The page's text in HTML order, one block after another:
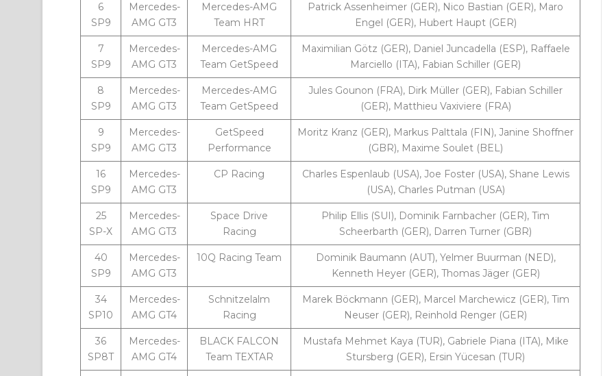
6
SP9
Mercedes-
AMG GT3
Mercedes-AMG
Team HRT
Patrick Assenheimer (GER), Nico Bastian (GER), Maro
Engel (GER), Hubert Haupt (GER)
7
SP9
Mercedes-
AMG GT3
Mercedes-AMG
Team GetSpeed
Maximilian Götz (GER), Daniel Juncadella (ESP), Raffaele
Marciello (ITA), Fabian Schiller (GER)
8
SP9
Mercedes-
AMG GT3
Mercedes-AMG
Team GetSpeed
Jules Gounon (FRA), Dirk Müller (GER), Fabian Schiller
(GER), Matthieu Vaxiviere (FRA)
9
SP9
Mercedes-
AMG GT3
GetSpeed
Performance
Moritz Kranz (GER), Markus Palttala (FIN), Janine Shoffner
(GBR), Maxime Soulet (BEL)
16
SP9
Mercedes-
AMG GT3
CP Racing
Charles Espenlaub (USA), Joe Foster (USA), Shane Lewis
(USA), Charles Putman (USA)
25
SP-X
Mercedes-
AMG GT3
Space Drive
Racing
Philip Ellis (SUI), Dominik Farnbacher (GER), Tim
Scheerbarth (GER), Darren Turner (GBR)
40
SP9
Mercedes-
AMG GT3
10Q Racing Team
Dominik Baumann (AUT), Yelmer Buurman (NED),
Kenneth Heyer (GER), Thomas Jäger (GER)
34
SP10
Mercedes-
AMG GT4
Schnitzelalm
Racing
Marek Böckmann (GER), Marcel Marchewicz (GER), Tim
Neuser (GER), Reinhold Renger (GER)
36
SP8T
Mercedes-
AMG GT4
BLACK FALCON
Team TEXTAR
Mustafa Mehmet Kaya (TUR), Gabriele Piana (ITA), Mike
Stursberg (GER), Ersin Yücesan (TUR)